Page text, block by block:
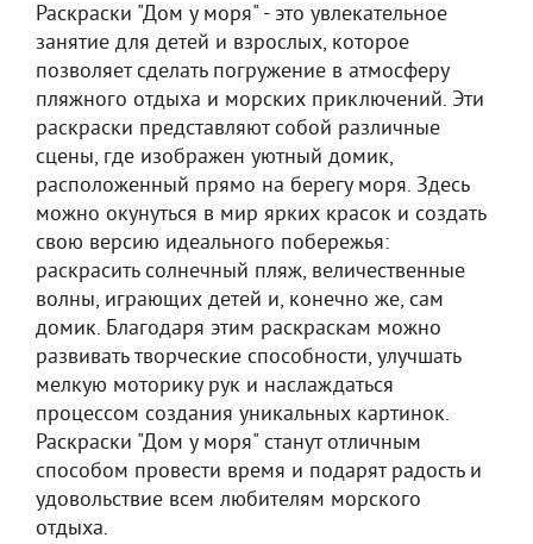
Раскраски "Дом у моря" - это увлекательное
занятие для детей и взрослых, которое
позволяет сделать погружение в атмосферу
пляжного отдыха и морских приключений. Эти
раскраски представляют собой различные
сцены, где изображен уютный домик,
расположенный прямо на берегу моря. Здесь
можно окунуться в мир ярких красок и создать
свою версию идеального побережья:
раскрасить солнечный пляж, величественные
волны, играющих детей и, конечно же, сам
домик. Благодаря этим раскраскам можно
развивать творческие способности, улучшать
мелкую моторику рук и наслаждаться
процессом создания уникальных картинок.
Раскраски "Дом у моря" станут отличным
способом провести время и подарят радость и
удовольствие всем любителям морского
отдыха.